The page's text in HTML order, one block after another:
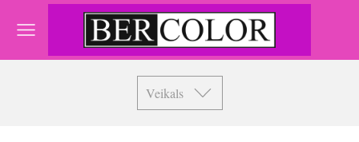
Veikals